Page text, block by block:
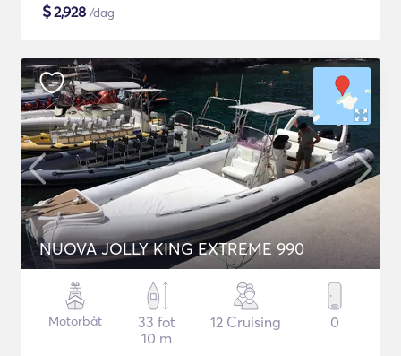
$2,928 /dag
NUOVA JOLLY KING EXTREME 990
Motorbåt
33 fot
10 m
12 Cruising 0